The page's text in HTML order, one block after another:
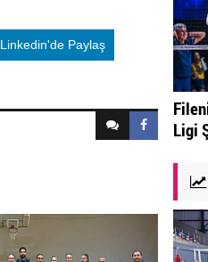
Linkedin'de Paylaş
Ligi